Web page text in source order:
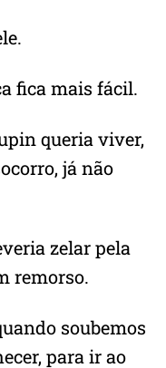
fica mais fácil.
queria viver,
já não
zelar pela
remorso.
soubemos
para ir ao